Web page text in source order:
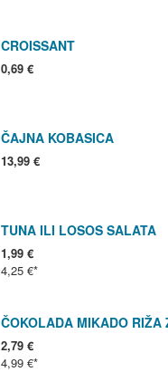
CROISSANT
0,69 €
ČAJNA KOBASICA
13,99 €
TUNA ILI LOSOS SALATA
1,99 €
4,25 €
ČOKOLADA MIKADO RIŽA
2,79 €
4,99 €